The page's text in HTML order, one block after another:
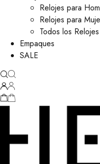
Relojes para
Relojes para
Todos los Relojes
Empaques
SALE